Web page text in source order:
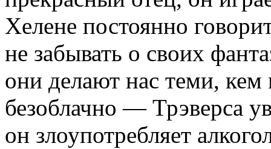
Хелене постоянно
не забывать о своих
они делают нас теми,
безоблачно — Трэверса
он злоупотребляет